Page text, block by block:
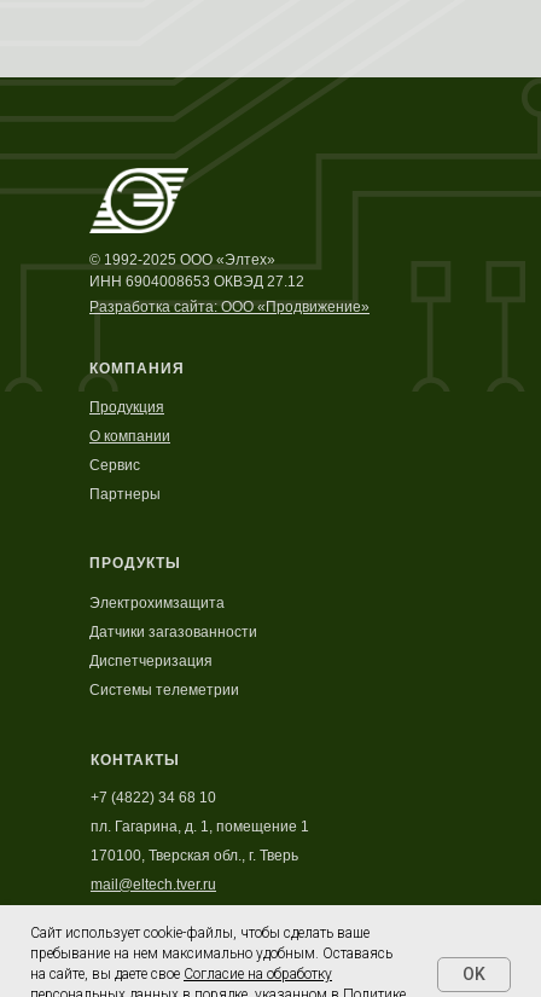
КОМПАНИЯ
Продукция
О компании
Сервис
Партнеры
ПРОДУКТЫ
Электрохимзащита
Датчики загазованности
Диспетчеризация
Системы телеметрии
КОНТАКТЫ
+7 (4822) 34 68 10
пл. Гагарина, д. 1, помещение 1
170100, Тверская обл., г. Тверь
mail@eltech.tver.ru
© 1992-2025 ООО «Элтех»
ИНН 6904008653 ОКВЭД 27.12
Политика обработки персональных данных
Согласие на обработку персональных
данных пользователя сайтаIПолитика
Разработка сайта: ООО «Продвижение»
Сайт использует cookie-файлы, чтобы сделать ваше
пребывание на нем максимально удобным. Оставаясь
на сайте, вы даете свое Согласие на обработку
OK